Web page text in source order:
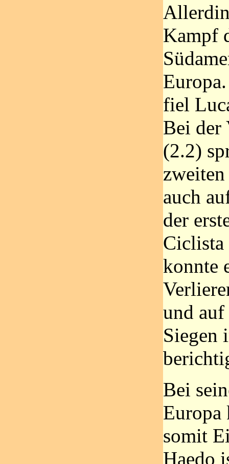
Kampf
fiel
Bei der
(2.2)
auch
der
konnte
und
Siegen
Bei
Europa
somit
Haedo